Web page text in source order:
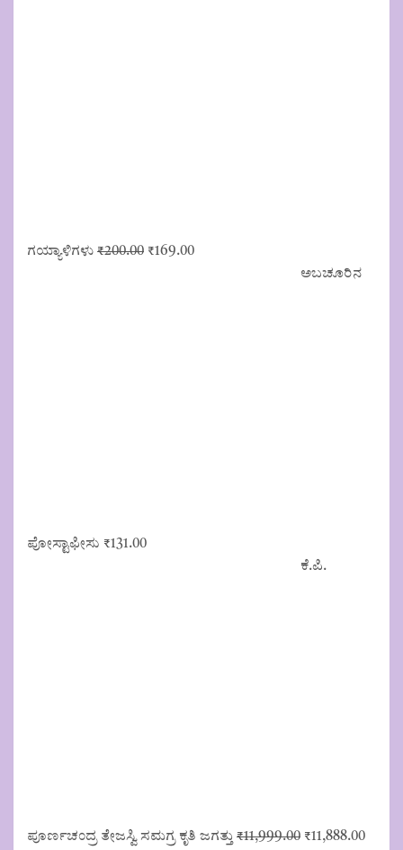
ಗಯ್ಯಾಳಿಗಳು ₹200.00 Original
₹169.00Current
ಅಬಚೂರಿನ
ಪೋಸ್ಟಾಫೀಸು ₹131.00
ಕೆ.ಪಿ.
ಪೂರ್ಣಚಂದ್ರ ತೇಜಸ್ವಿ ಸಮಗ್ರ ಕೃತಿ ಜಗತ್ತು ₹11,999.00 Original
₹11,888.00